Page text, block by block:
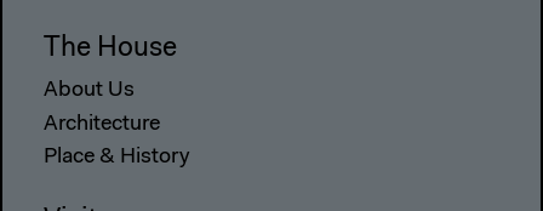
The House
About Us
Architecture
Place & History